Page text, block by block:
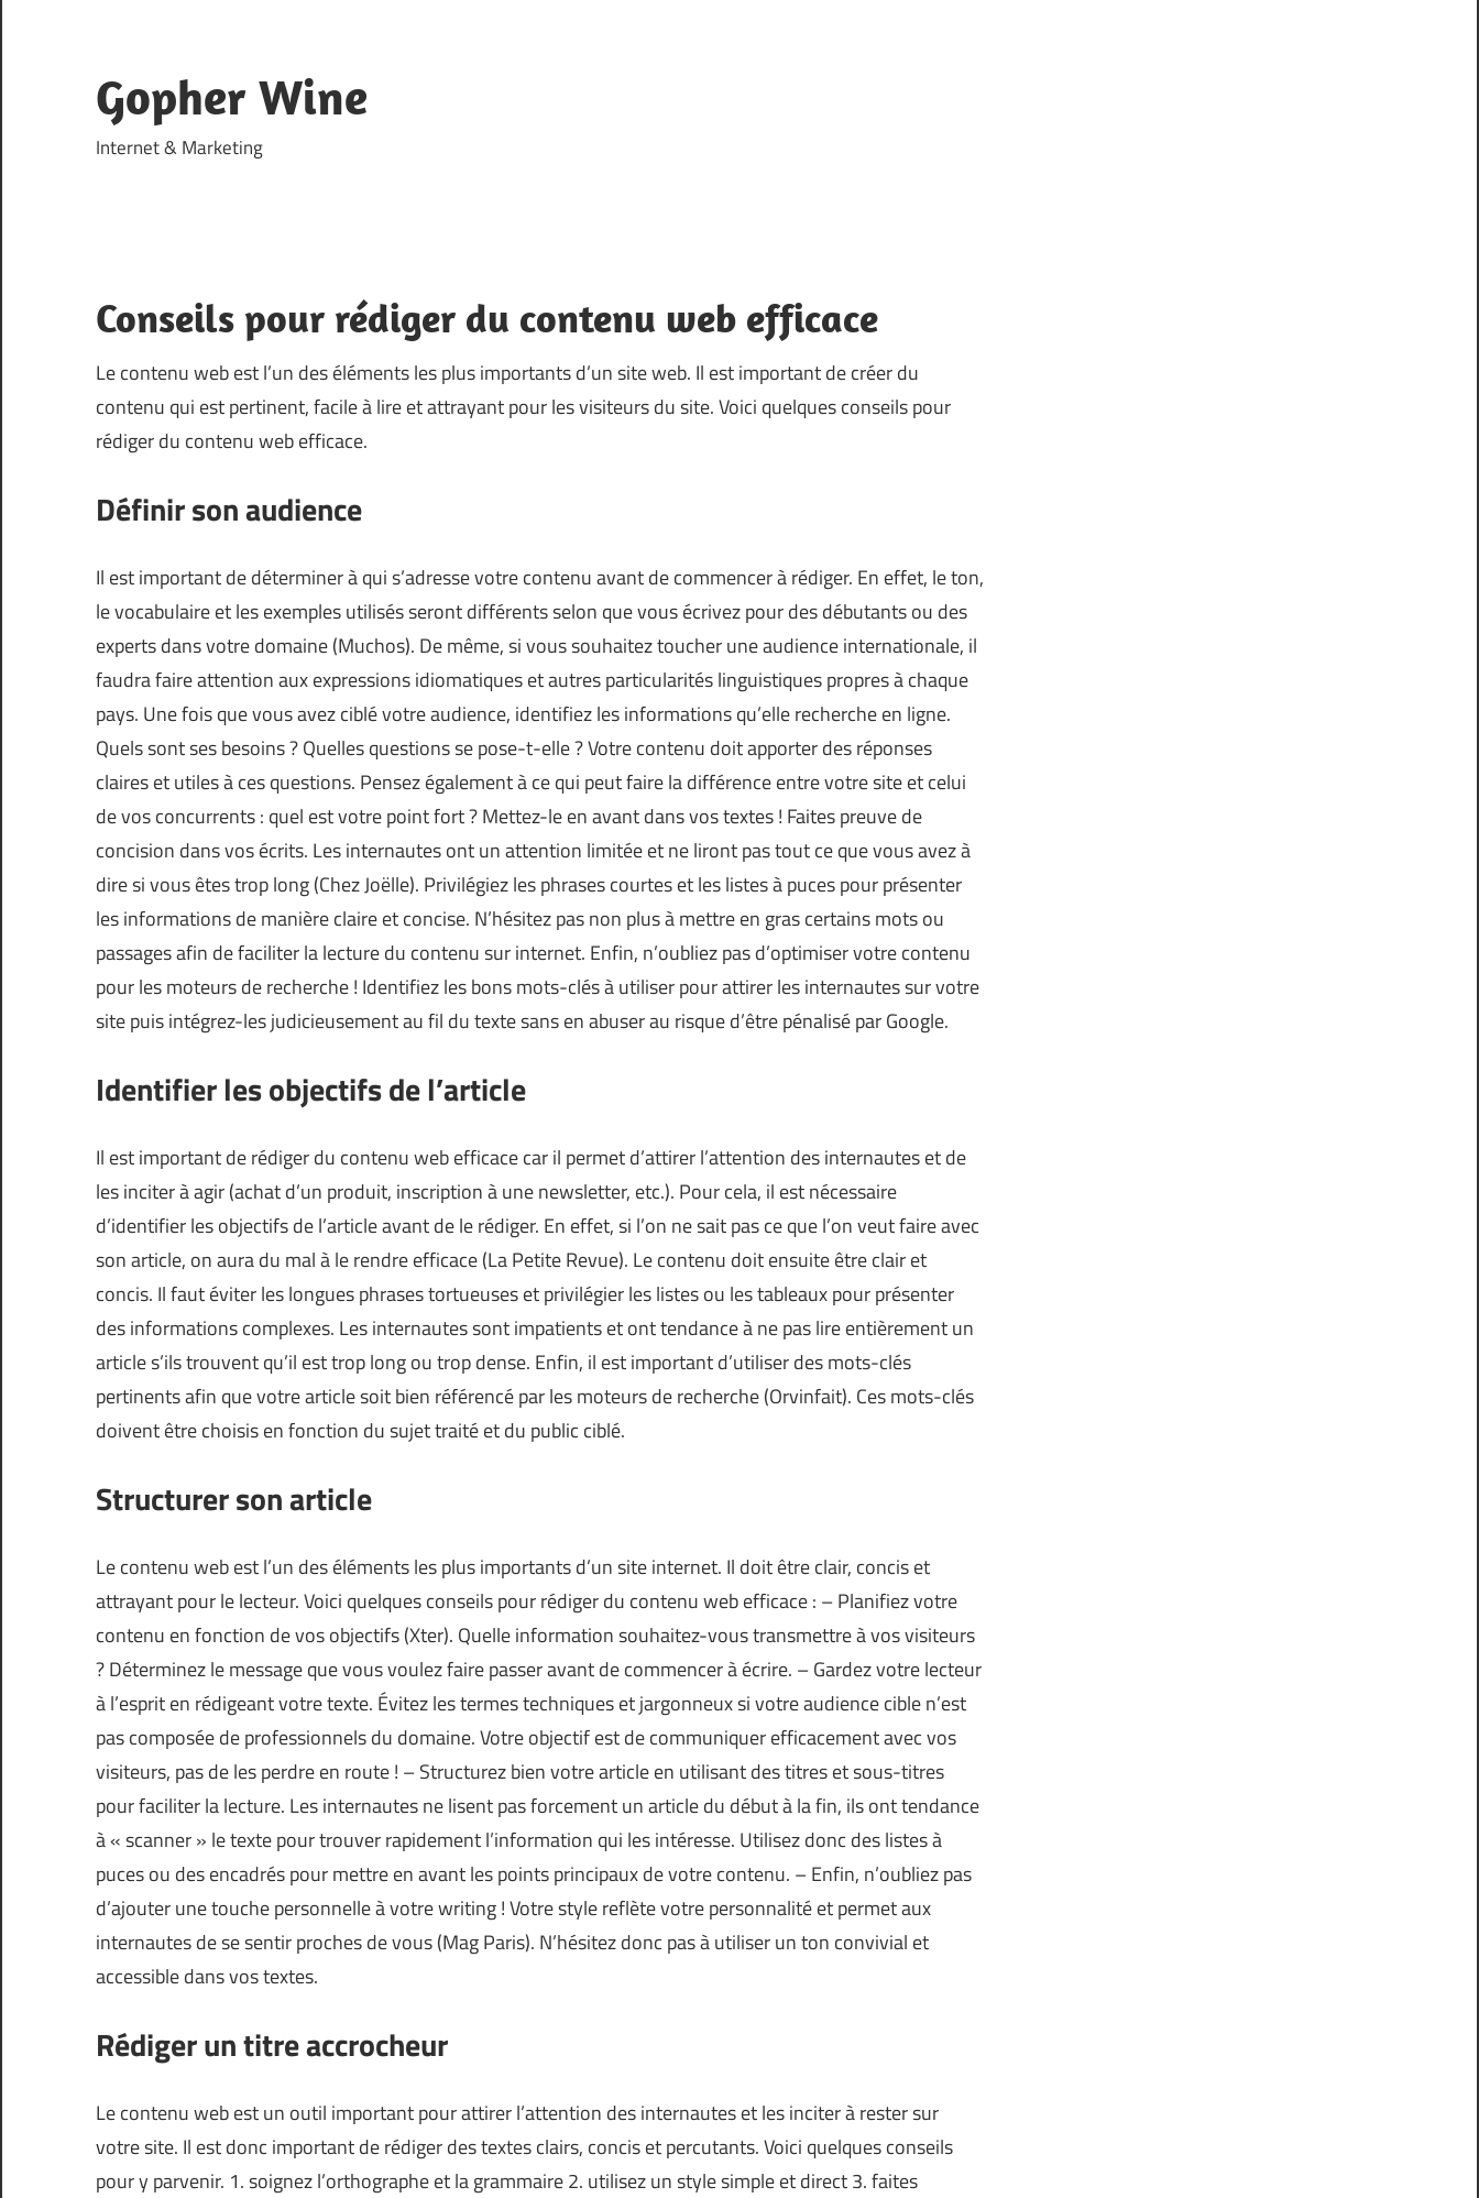
content
Gopher Wine
Internet & Marketing
Conseils pour rédiger du contenu web efficace
Le contenu web est l’un des éléments les plus importants d’un site web. Il est important de créer du
contenu qui est pertinent, facile à lire et attrayant pour les visiteurs du site. Voici quelques conseils pour
rédiger du contenu web efficace.
Définir son audience
Il est important de déterminer à qui s’adresse votre contenu avant de commencer à rédiger. En effet, le ton,
le vocabulaire et les exemples utilisés seront différents selon que vous écrivez pour des débutants ou des
experts dans votre domaine (Muchos). De même, si vous souhaitez toucher une audience internationale, il
faudra faire attention aux expressions idiomatiques et autres particularités linguistiques propres à chaque
pays. Une fois que vous avez ciblé votre audience, identifiez les informations qu’elle recherche en ligne.
Quels sont ses besoins ? Quelles questions se pose-t-elle ? Votre contenu doit apporter des réponses
claires et utiles à ces questions. Pensez également à ce qui peut faire la différence entre votre site et celui
de vos concurrents : quel est votre point fort ? Mettez-le en avant dans vos textes ! Faites preuve de
concision dans vos écrits. Les internautes ont un attention limitée et ne liront pas tout ce que vous avez à
dire si vous êtes trop long (Chez Joëlle). Privilégiez les phrases courtes et les listes à puces pour présenter
les informations de manière claire et concise. N’hésitez pas non plus à mettre en gras certains mots ou
passages afin de faciliter la lecture du contenu sur internet. Enfin, n’oubliez pas d’optimiser votre contenu
pour les moteurs de recherche ! Identifiez les bons mots-clés à utiliser pour attirer les internautes sur votre
site puis intégrez-les judicieusement au fil du texte sans en abuser au risque d’être pénalisé par Google.
Identifier les objectifs de l’article
Il est important de rédiger du contenu web efficace car il permet d’attirer l’attention des internautes et de
les inciter à agir (achat d’un produit, inscription à une newsletter, etc.). Pour cela, il est nécessaire
d’identifier les objectifs de l’article avant de le rédiger. En effet, si l’on ne sait pas ce que l’on veut faire avec
son article, on aura du mal à le rendre efficace (La Petite Revue). Le contenu doit ensuite être clair et
concis. Il faut éviter les longues phrases tortueuses et privilégier les listes ou les tableaux pour présenter
des informations complexes. Les internautes sont impatients et ont tendance à ne pas lire entièrement un
article s’ils trouvent qu’il est trop long ou trop dense. Enfin, il est important d’utiliser des mots-clés
pertinents afin que votre article soit bien référencé par les moteurs de recherche (Orvinfait). Ces mots-clés
doivent être choisis en fonction du sujet traité et du public ciblé.
Structurer son article
Le contenu web est l’un des éléments les plus importants d’un site internet. Il doit être clair, concis et
attrayant pour le lecteur. Voici quelques conseils pour rédiger du contenu web efficace : – Planifiez votre
contenu en fonction de vos objectifs (Xter). Quelle information souhaitez-vous transmettre à vos visiteurs
? Déterminez le message que vous voulez faire passer avant de commencer à écrire. – Gardez votre lecteur
à l’esprit en rédigeant votre texte. Évitez les termes techniques et jargonneux si votre audience cible n’est
pas composée de professionnels du domaine. Votre objectif est de communiquer efficacement avec vos
visiteurs, pas de les perdre en route ! – Structurez bien votre article en utilisant des titres et sous-titres
pour faciliter la lecture. Les internautes ne lisent pas forcement un article du début à la fin, ils ont tendance
à « scanner » le texte pour trouver rapidement l’information qui les intéresse. Utilisez donc des listes à
puces ou des encadrés pour mettre en avant les points principaux de votre contenu. – Enfin, n’oubliez pas
d’ajouter une touche personnelle à votre writing ! Votre style reflète votre personnalité et permet aux
internautes de se sentir proches de vous (Mag Paris). N’hésitez donc pas à utiliser un ton convivial et
accessible dans vos textes.
Rédiger un titre accrocheur
Le contenu web est un outil important pour attirer l’attention des internautes et les inciter à rester sur
votre site. Il est donc important de rédiger des textes clairs, concis et percutants. Voici quelques conseils
pour y parvenir. 1. soignez l’orthographe et la grammaire 2. utilisez un style simple et direct 3. faites